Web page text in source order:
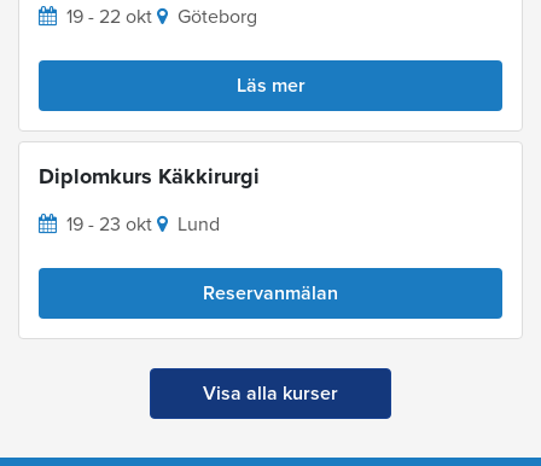
19 - 22 okt Göteborg
Läs mer
Diplomkurs Käkkirurgi
19 - 23 okt Lund
Reservanmälan
Visa alla kurser